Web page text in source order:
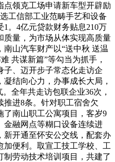
点领克工场申请新车型开辟励
工信部工业范畴手艺和设备
。4亿元贷款财务贴息210万
质量，为市场从体实现高质量
山汽车财产以“送中秋 送温
共谋新篇”等勾当为抓手，
子、迈开步子常态化走访企
结向心力，办事成长大局，
全年共走访包联企业36次，
推进8条。针对职工宿舍欠
了南山职工公寓项目，客岁9
金融网点等糊口设备连续进
新开通至怀安公交线，配套办
便利。取宣工技工学校、工
劳动技术培训项目，共建了